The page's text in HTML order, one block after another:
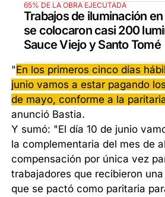
65% DE LA OBRA EJECUTADA
Trabajos de iluminación
se colocaron casi 200
Sauce Viejo y Santo Tomé
"En los primeros cinco días
junio vamos a estar pagando
de mayo, conforme a la
anunció Bastia.
Y sumó: "El día 10 de junio
la complementaria del mes de
compensación por única vez
trabajadores que recibieron
que se pactó como paritaria